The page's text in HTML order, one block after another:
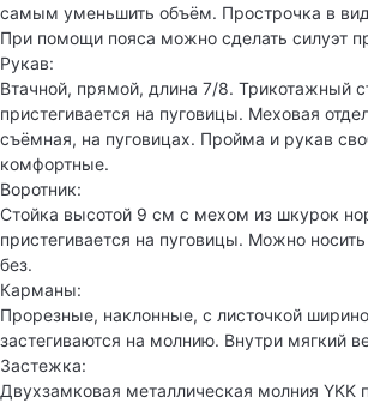
самым уменьшить объём. Прострочка в
При помощи пояса можно сделать силуэт
Рукав:
Втачной, прямой, длина 7/8. Трикотажный
пристегивается на пуговицы. Меховая
съёмная, на пуговицах. Пройма и рукав
комфортные.
Воротник:
Стойка высотой 9 см с мехом из шкурок
пристегивается на пуговицы. Можно
без.
Карманы:
Прорезные, наклонные, с листочкой
застегиваются на молнию. Внутри мягкий
Застежка:
Двухзамковая металлическая молния YKK